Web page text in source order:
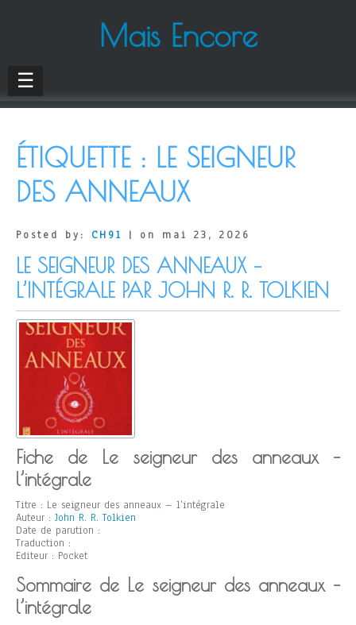
Mais Encore
☰
ÉTIQUETTE : LE SEIGNEUR
DES ANNEAUX
Posted by: CH91 | on mai 23, 2026
LE SEIGNEUR DES ANNEAUX –
L’INTÉGRALE PAR JOHN R. R. TOLKIEN
Fiche de Le seigneur des anneaux –
l’intégrale
Titre : Le seigneur des anneaux – l’intégrale
Auteur : John R. R. Tolkien
Date de parution :
Traduction :
Editeur : Pocket
Sommaire de Le seigneur des anneaux –
l’intégrale